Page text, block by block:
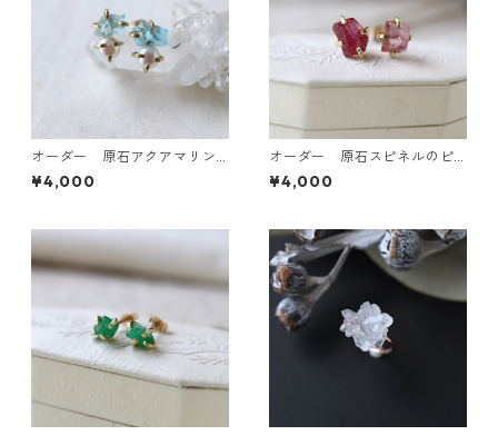
オーダー 原石アクアマリン
とパールのピアス
¥4,000
オーダー 原石スピネルのピ
アス
¥4,000